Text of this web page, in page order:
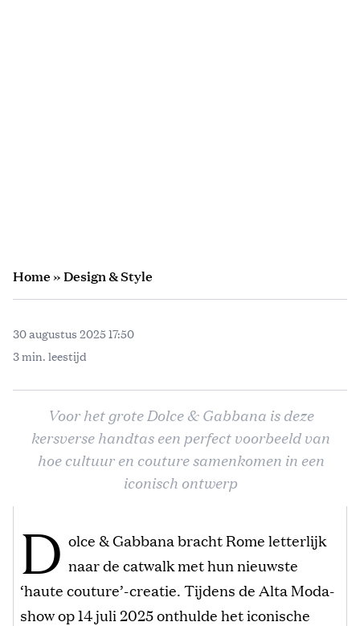
Home»Design & Style
30 augustus 2025 17:50
3 min. leestijd
Voor het grote Dolce & Gabbana is deze
kersverse handtas een perfect voorbeeld van
hoe cultuur en couture samenkomen in een
iconisch ontwerp
D olce & Gabbana bracht Rome letterlijk
naar de catwalk met hun nieuwste
‘haute couture’-creatie. Tijdens de Alta Moda-
show op 14 juli 2025 onthulde het iconische